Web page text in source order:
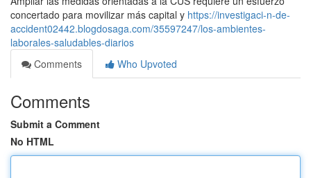
concertado para movilizar más capital y https://investigaci-n-de-
accident02442.blogdosaga.com/35597247/los-ambientes-
laborales-saludables-diarios
Comments
Who Upvoted
Comments
Submit a Comment
No HTML